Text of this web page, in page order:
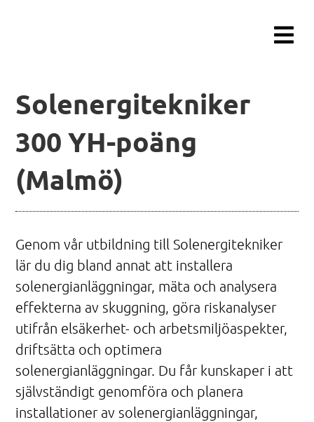
Solenergitekniker
300 YH-poäng
(Malmö)
Genom vår utbildning till Solenergitekniker
lär du dig bland annat att installera
solenergianläggningar, mäta och analysera
effekterna av skuggning, göra riskanalyser
utifrån elsäkerhet- och arbetsmiljöaspekter,
driftsätta och optimera
solenergianläggningar. Du får kunskaper i att
självständigt genomföra och planera
installationer av solenergianläggningar,